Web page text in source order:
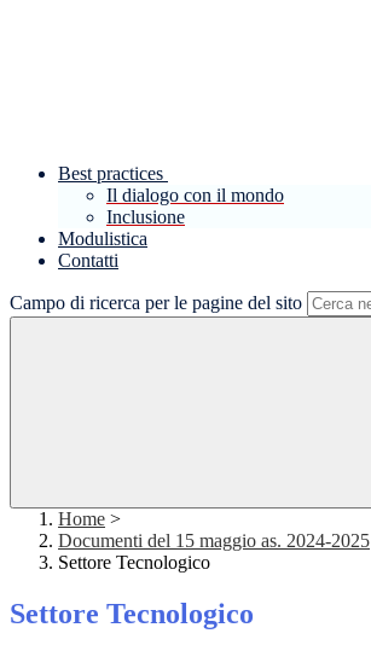
Best practices
Il dialogo con il mondo
Inclusione
Modulistica
Contatti
Campo di ricerca per le pagine del sito
Home >
Documenti del 15 maggio as. 2024-2025
Settore Tecnologico
Settore Tecnologico